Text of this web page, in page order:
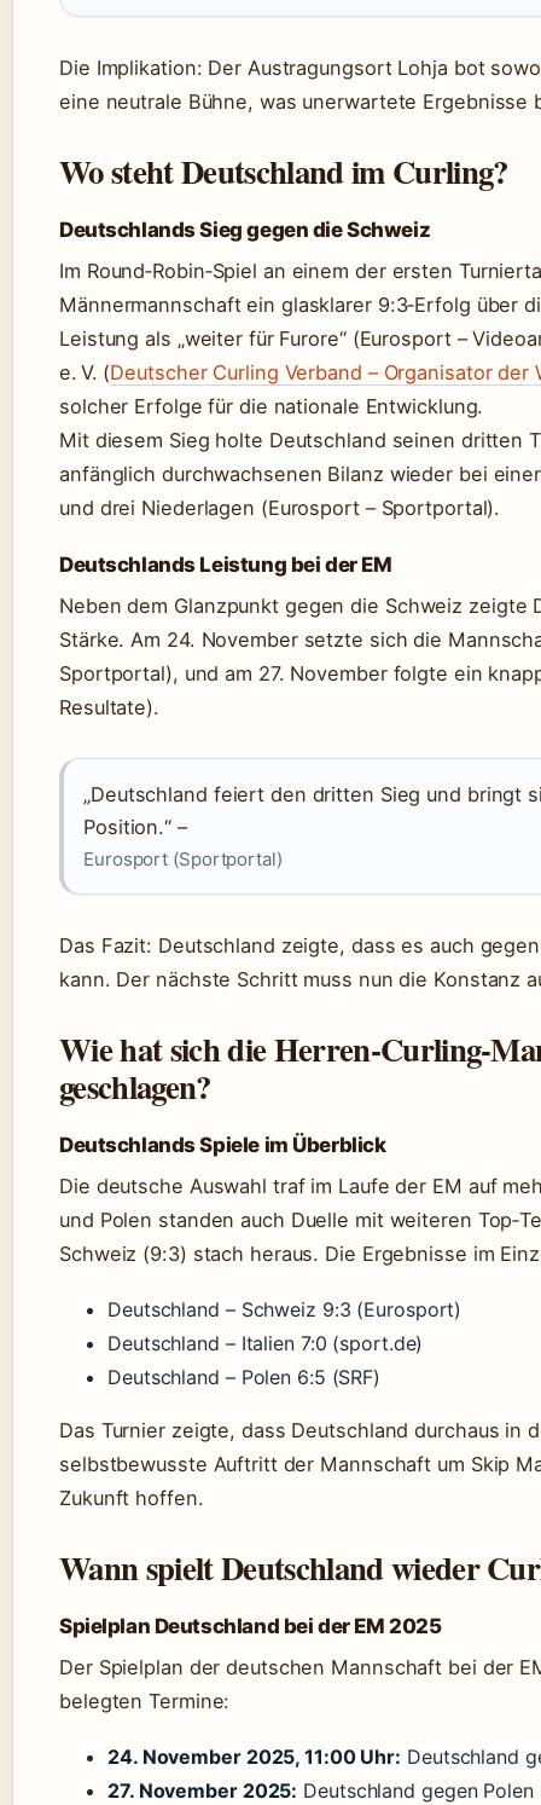
Die Implikation: Der Austragungsort Lohja bot
eine neutrale Bühne, was unerwartete Ergebnisse
Wo steht Deutschland im Curling?
Deutschlands Sieg gegen die Schweiz
Im Round‑Robin‑Spiel an einem der ersten
Männermannschaft ein glasklarer 9:3‑Erfolg über
Leistung als „weiter für Furore“ (Eurosport –
e. V. (Deutscher Curling Verband – Organisator der
solcher Erfolge für die nationale Entwicklung.
Mit diesem Sieg holte Deutschland seinen dritten
anfänglich durchwachsenen Bilanz wieder bei
und drei Niederlagen (Eurosport – Sportportal).
Deutschlands Leistung bei der EM
Neben dem Glanzpunkt gegen die Schweiz zeigte
Stärke. Am 24. November setzte sich die
Sportportal), und am 27. November folgte ein
Resultate).
„Deutschland feiert den dritten Sieg und bringt
Position.“ –
Eurosport (Sportportal)
Das Fazit: Deutschland zeigte, dass es auch
kann. Der nächste Schritt muss nun die Konstanz
Wie hat sich die
geschlagen?
Deutschlands Spiele im Überblick
Die deutsche Auswahl traf im Laufe der EM auf
und Polen standen auch Duelle mit weiteren
Schweiz (9:3) stach heraus. Die Ergebnisse im
Deutschland – Schweiz 9:3 (Eurosport)
Deutschland – Italien 7:0 (sport.de)
Deutschland – Polen 6:5 (SRF)
Das Turnier zeigte, dass Deutschland durchaus in
selbstbewusste Auftritt der Mannschaft um Skip
Zukunft hoffen.
Wann spielt Deutschland wieder
Spielplan Deutschland bei der EM 2025
Der Spielplan der deutschen Mannschaft bei der
belegten Termine:
24. November 2025, 11:00 Uhr: Deutschland
27. November 2025: Deutschland gegen Polen